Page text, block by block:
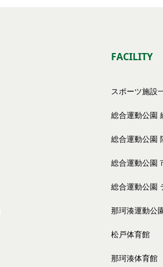
FACILITY
スポーツ施設
総合運動公園
総合運動公園
総合運動公園
総合運動公園
那珂湊運動公
松戸体育館
那珂湊体育館